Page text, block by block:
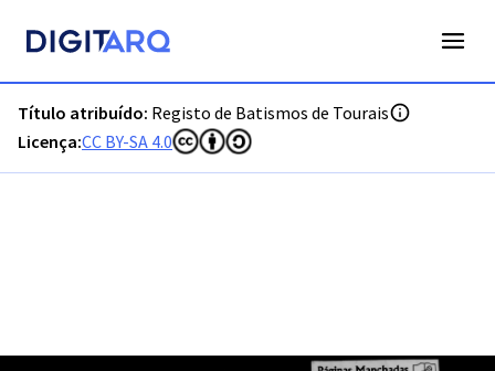
Título atribuído: Registo de Batismos de Tourais
Licença:CC BY-SA 4.0